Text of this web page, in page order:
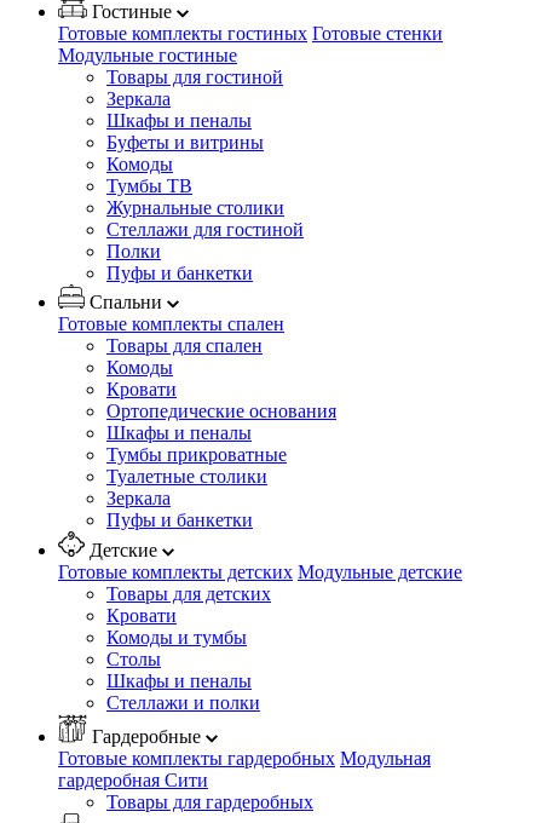
Гостиные
Готовые комплекты гостиных Готовые стенки
Модульные гостиные
Товары для гостиной
Зеркала
Шкафы и пеналы
Буфеты и витрины
Комоды
Тумбы ТВ
Журнальные столики
Стеллажи для гостиной
Полки
Пуфы и банкетки
Спальни
Готовые комплекты спален
Товары для спален
Комоды
Кровати
Ортопедические основания
Шкафы и пеналы
Тумбы прикроватные
Туалетные столики
Зеркала
Пуфы и банкетки
Детские
Готовые комплекты детских Модульные детские
Товары для детских
Кровати
Комоды и тумбы
Столы
Шкафы и пеналы
Стеллажи и полки
Гардеробные
Готовые комплекты гардеробных Модульная
гардеробная Сити
Товары для гардеробных